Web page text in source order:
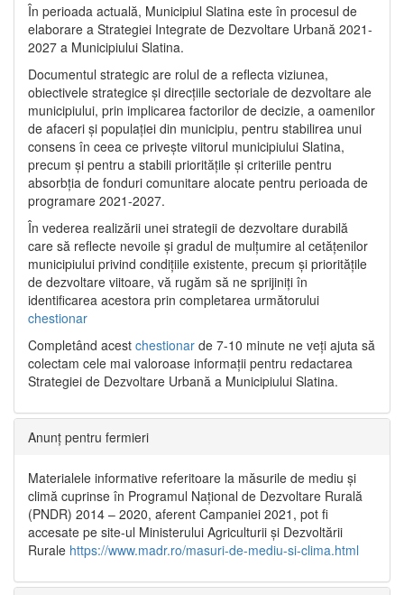
În perioada actuală, Municipiul Slatina este în procesul de
elaborare a Strategiei Integrate de Dezvoltare Urbană 2021‐
2027 a Municipiului Slatina.
Documentul strategic are rolul de a reflecta viziunea,
obiectivele strategice și direcțiile sectoriale de dezvoltare ale
municipiului, prin implicarea factorilor de decizie, a oamenilor
de afaceri și populației din municipiu, pentru stabilirea unui
consens în ceea ce privește viitorul municipiului Slatina,
precum și pentru a stabili prioritățile și criteriile pentru
absorbția de fonduri comunitare alocate pentru perioada de
programare 2021-2027.
În vederea realizării unei strategii de dezvoltare durabilă
care să reflecte nevoile și gradul de mulțumire al cetățenilor
municipiului privind condițiile existente, precum și prioritățile
de dezvoltare viitoare, vă rugăm să ne sprijiniți în
identificarea acestora prin completarea următorului
chestionar
Completând acest chestionar de 7-10 minute ne veți ajuta să
colectam cele mai valoroase informații pentru redactarea
Strategiei de Dezvoltare Urbană a Municipiului Slatina.
Anunț pentru fermieri
Materialele informative referitoare la măsurile de mediu și
climă cuprinse în Programul Național de Dezvoltare Rurală
(PNDR) 2014 – 2020, aferent Campaniei 2021, pot fi
accesate pe site-ul Ministerului Agriculturii și Dezvoltării
Rurale https://www.madr.ro/masuri-de-mediu-si-clima.html